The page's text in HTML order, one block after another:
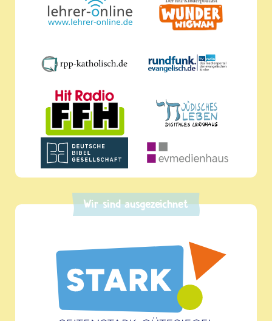
Wir sind ausgezeichnet